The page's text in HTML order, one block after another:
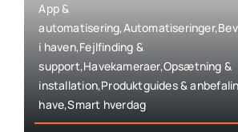
App &
i haven,Fejlfinding &
support,Havekameraer,Opsætning &
installation,Produktguides &
have,Smart hverdag